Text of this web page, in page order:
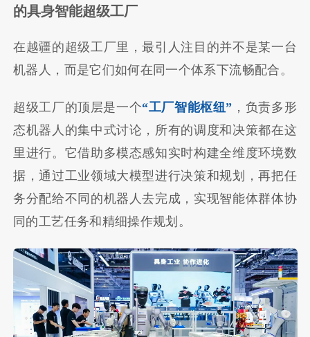
的具身智能超级工厂
在越疆的超级工厂里，最引人注目的并不是某一台
机器人，而是它们如何在同一个体系下流畅配合。
超级工厂的顶层是一个“工厂智能枢纽” ，负责多形
态机器人的集中式讨论，所有的调度和决策都在这
里进行。它借助多模态感知实时构建全维度环境数
据，通过工业领域大模型进行决策和规划，再把任
务分配给不同的机器人去完成，实现智能体群体协
同的工艺任务和精细操作规划。